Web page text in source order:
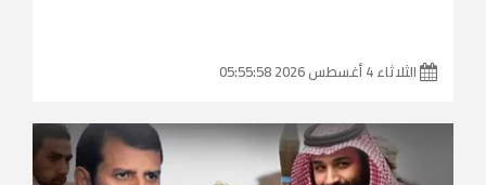
الثلاثاء 4 أغسطس 2026 05:55:58